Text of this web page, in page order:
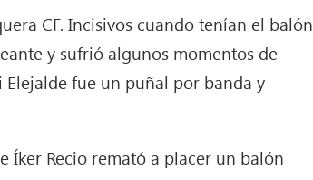
CF. Incisivos cuando tenían el balón
y sufrió algunos momentos de
fue un puñal por banda y
Íker Recio remató a placer un balón